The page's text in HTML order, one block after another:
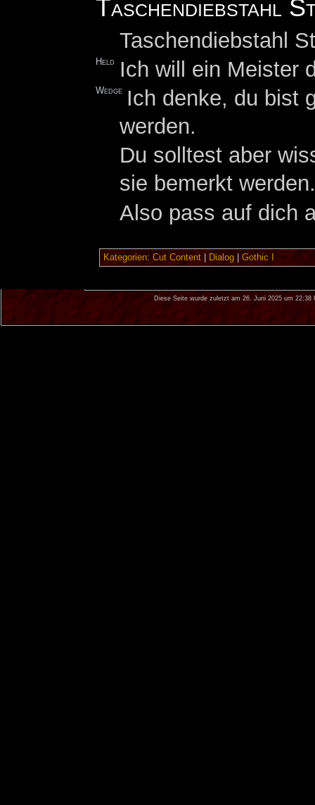
Taschendiebstahl
Taschendiebstahl
Held Ich will ein Meister
Wedge Ich denke, du bist
werden.
Du solltest aber
sie bemerkt
Also pass auf dich
Kategorien: Cut Content| Dialog| Gothic I
Diese Seite wurde zuletzt am 26. Juni 2025 um 22:38